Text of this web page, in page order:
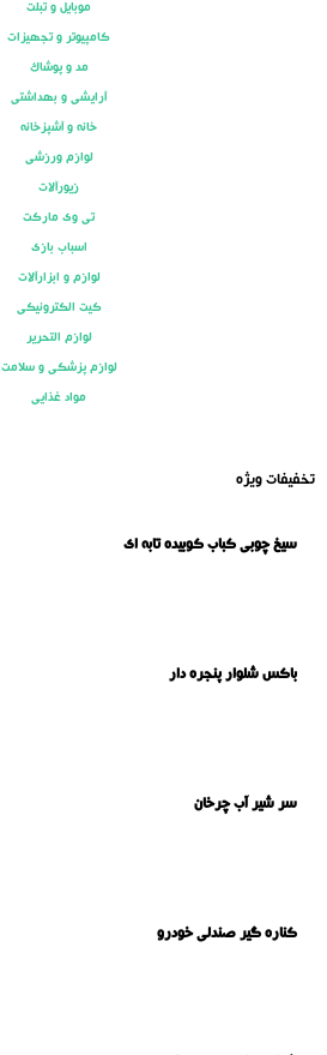
موبایل و تبلت
کامپیوتر و تجهیزات
مد و پوشاک
آرایشی و بهداشتی
خانه و آشپزخانه
لوازم ورزشی
زیورآلات
تی وی مارکت
اسباب بازی
لوازم و ابزارآلات
کیت الکترونیکی
لوازم التحریر
لوازم پزشکی و سلامت
مواد غذایی
تخفیفات ویژه
سیخ چوبی کباب کوبیده تابه ای
باکس شلوار پنجره دار
سر شیر آب چرخان
کناره گیر صندلی خودرو